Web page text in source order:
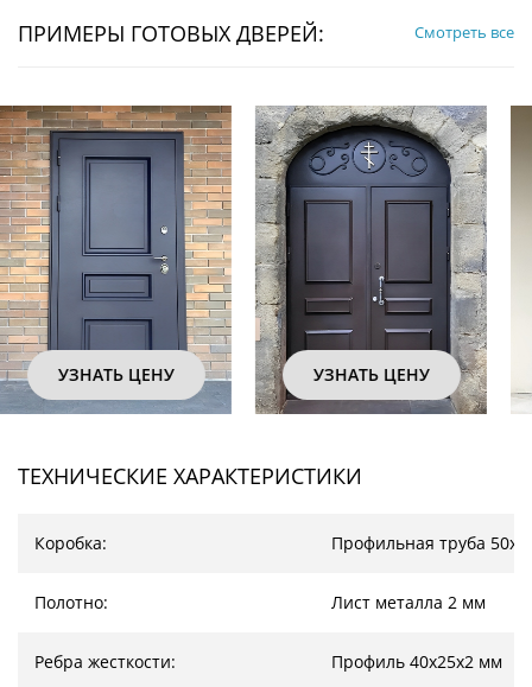
ПРИМЕРЫ ГОТОВЫХ ДВЕРЕЙ: Смотреть все
УЗНАТЬ ЦЕНУ УЗНАТЬ ЦЕНУ
ТЕХНИЧЕСКИЕ ХАРАКТЕРИСТИКИ
Коробка: Профильная труба
Полотно: Лист металла 2 мм
Ребра жесткости: Профиль 40х25х2 мм